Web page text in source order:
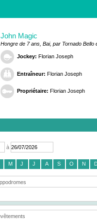
John Magic
Hongre de 7 ans, Bai, par Tornado Bello
Jockey: Florian Joseph
Entraîneur: Florian Joseph
Propriétaire: Florian Joseph
à
M J J A S O N